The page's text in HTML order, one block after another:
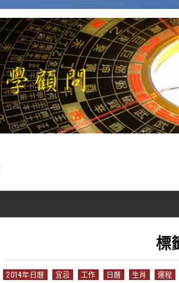
標
Posted in
2014年日曆 宜忌 工作 日曆 生肖 運程